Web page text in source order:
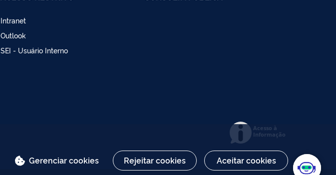
Intranet
Outlook
SEI - Usuário Interno
Acesso à
Informação
Gerenciar cookies Rejeitar cookies Aceitar cookies